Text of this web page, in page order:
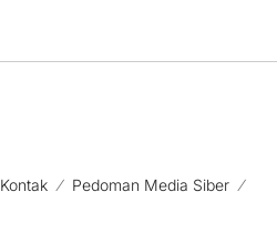
Kontak
Pedoman Media Siber